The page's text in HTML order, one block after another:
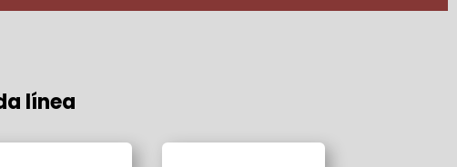
línea